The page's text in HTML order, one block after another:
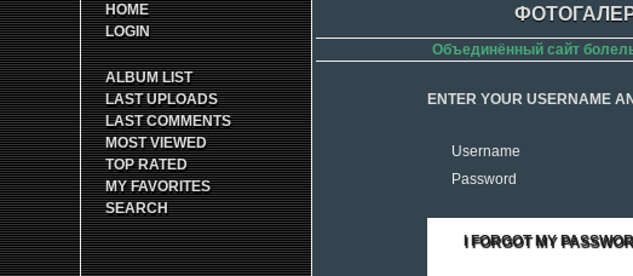
HOME
LOGIN
ALBUM LIST
LAST UPLOADS
LAST COMMENTS
MOST VIEWED
TOP RATED
MY FAVORITES
SEARCH
Объединённый сайт
ENTER YOUR USERNAME
Username
Password
I FORGOT MY